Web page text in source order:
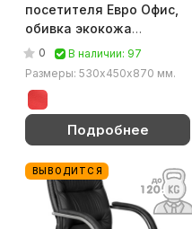
посетителя Евро Офис,
обивка экокожа
(Искусственная кожа
красная)
0
В наличии: 97
Размеры: 530х450х870 мм.
Подробнее
ВЫВОДИТСЯ